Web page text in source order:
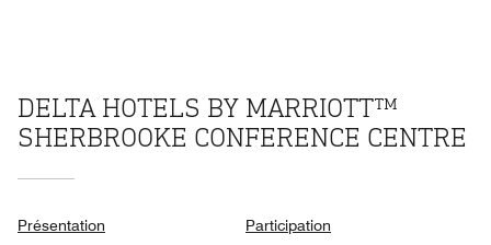
DELTA HOTELS BY MARRIOTT™
SHERBROOKE CONFERENCE CENTRE
Présentation Participation